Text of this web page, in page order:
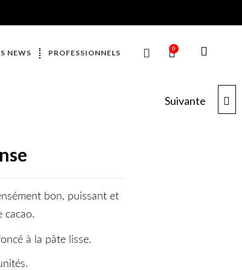
NEWS PROFESSIONNELS 0
COOKIE CARAMEL
Suivante
bon, puissant et
cacao.
à la pâte lisse.